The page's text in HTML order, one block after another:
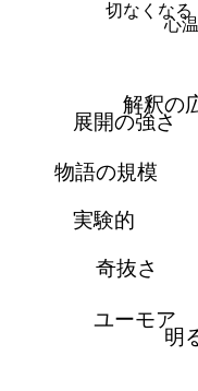
心
切なくなる
明
ユーモア
奇抜さ
実験的
物語の規模
展開の強さ
解釈の